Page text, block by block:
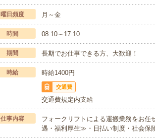
曜日頻度 月～金
時間 08:10～17:10
期間 長期でお仕事できる方、大歓迎！
時給 時給1400円
交通費
交通費規定内支給
仕事内容
フォークリフトによる運搬業務をお
遇・福利厚生≫・日払い制度・社会保